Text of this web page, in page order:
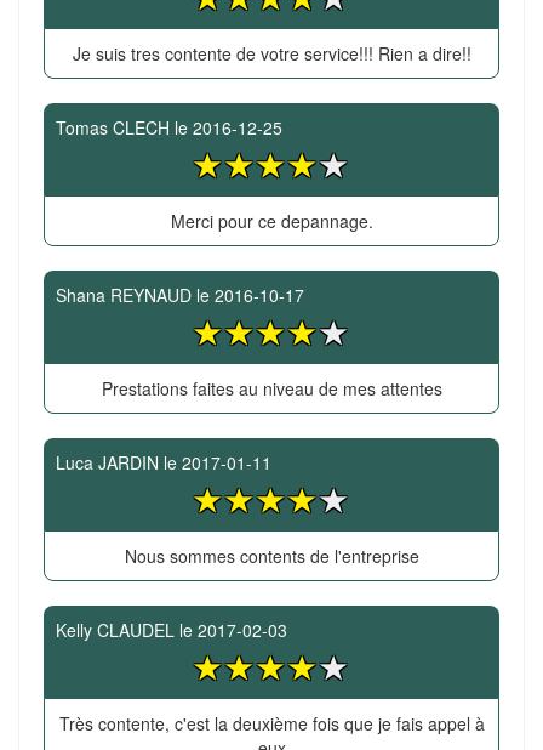
Je suis tres contente de votre service!!! Rien a dire!!
Tomas CLECH le 2016-12-25
Merci pour ce depannage.
Shana REYNAUD le 2016-10-17
Prestations faites au niveau de mes attentes
Luca JARDIN le 2017-01-11
Nous sommes contents de l'entreprise
Kelly CLAUDEL le 2017-02-03
Très contente, c'est la deuxième fois que je fais appel à